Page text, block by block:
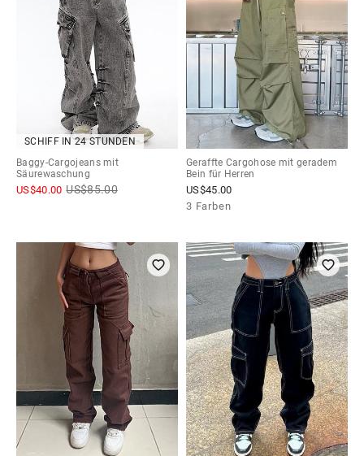
SCHIFF IN 24 STUNDEN
Baggy-Cargojeans mit
Säurewaschung
US$40.00 US$85.00
Geraffte Cargohose mit geradem
Bein für Herren
US$45.00
3 Farben